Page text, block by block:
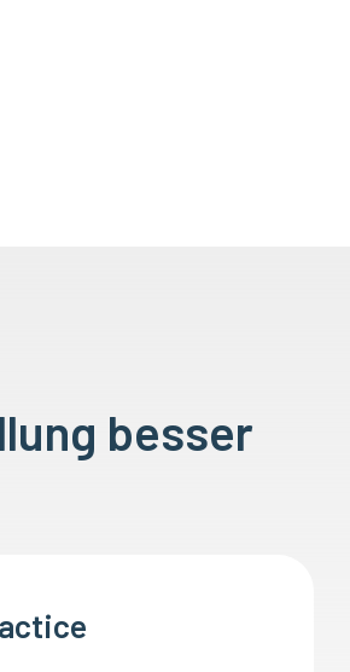
besser